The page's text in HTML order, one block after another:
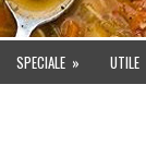
SPECIALE » UTILE